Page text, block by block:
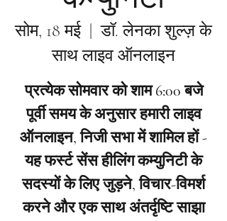
सोम, 18 मई
  |
डॉ. लेनका शुल्ज़ के
साथ लाइव ऑनलाइन
प्रत्येक सोमवार को शाम 6:00 बजे
पूर्वी समय के अनुसार हमारी लाइव
ऑनलाइन, निजी सभा में शामिल हों -
यह फर्स्ट सेंस हीलिंग कम्युनिटी के
सदस्यों के लिए जुड़ने, विचार-विमर्श
करने और एक साथ अंतर्दृष्टि साझा